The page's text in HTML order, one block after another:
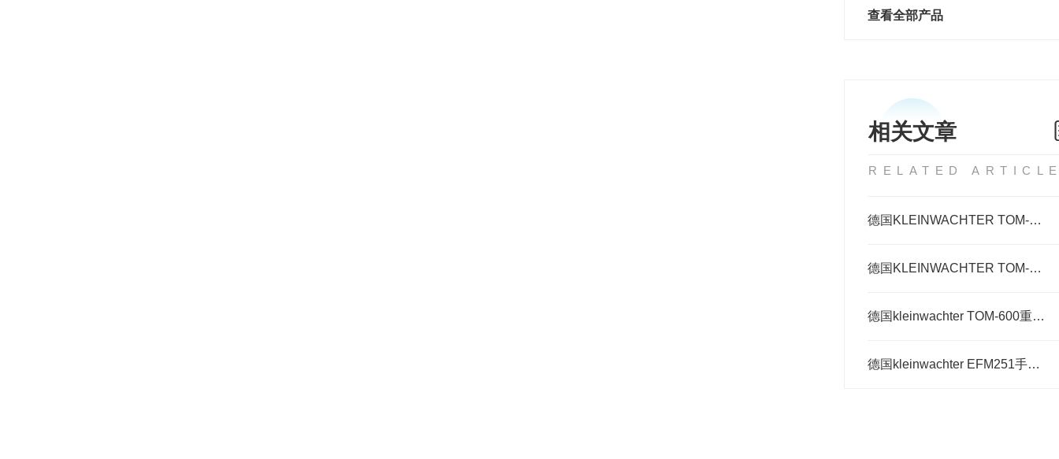
查看全部产品
相关文章
RELATED
德国KLEINWACHTER TOM-610ME重锤电阻测试仪应用及原理
德国KLEINWACHTER TOM-610触屏重锤电阻测试仪产品特点
德国kleinwachter TOM-600重锤电阻测试仪功能特点
德国kleinwachter EFM251手持式静电场分析仪有哪些探头可选